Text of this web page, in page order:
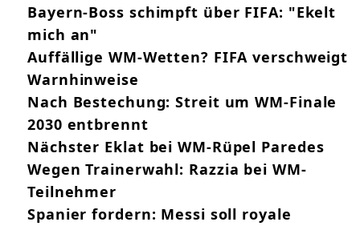
Bayern-Boss schimpft über FIFA: "Ekelt
mich an"
Auffällige WM-Wetten? FIFA verschweigt
Warnhinweise
Nach Bestechung: Streit um WM-Finale
2030 entbrennt
Nächster Eklat bei WM-Rüpel Paredes
Wegen Trainerwahl: Razzia bei WM-
Teilnehmer
Spanier fordern: Messi soll royale